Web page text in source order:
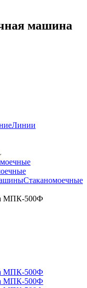
машина
Линии
Стаканомоечные
МПК-500Ф